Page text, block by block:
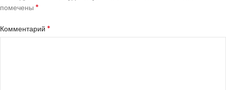
помечены *
Комментарий *